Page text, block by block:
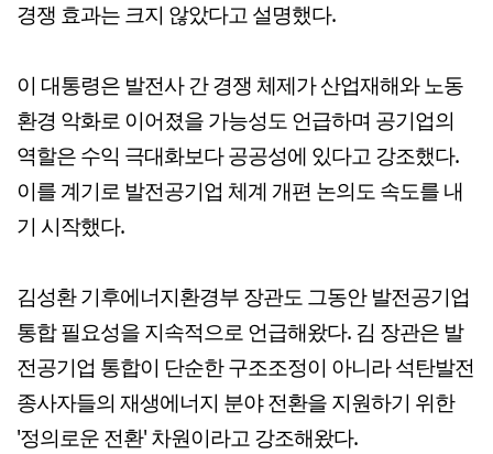
경쟁 효과는 크지 않았다고 설명했다.
이 대통령은 발전사 간 경쟁 체제가 산업재해와 노동
환경 악화로 이어졌을 가능성도 언급하며 공기업의
역할은 수익 극대화보다 공공성에 있다고 강조했다.
이를 계기로 발전공기업 체계 개편 논의도 속도를 내
기 시작했다.
김성환 기후에너지환경부 장관도 그동안 발전공기업
통합 필요성을 지속적으로 언급해왔다. 김 장관은 발
전공기업 통합이 단순한 구조조정이 아니라 석탄발전
종사자들의 재생에너지 분야 전환을 지원하기 위한
'정의로운 전환' 차원이라고 강조해왔다.